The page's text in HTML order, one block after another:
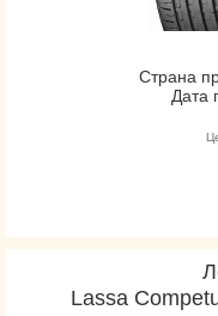
Страна
Дата
Lassa